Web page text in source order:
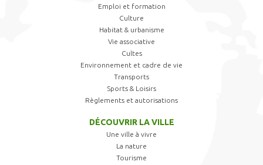
Emploi et formation
Culture
Habitat & urbanisme
Vie associative
Cultes
Environnement et cadre de vie
Transports
Sports & Loisirs
Règlements et autorisations
DÉCOUVRIR LA VILLE
Une ville à vivre
La nature
Tourisme